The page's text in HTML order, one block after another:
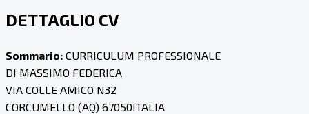
DETTAGLIO CV
Sommario: CURRICULUM PROFESSIONALE
DI MASSIMO FEDERICA
VIA COLLE AMICO N32
CORCUMELLO (AQ) 67050ITALIA